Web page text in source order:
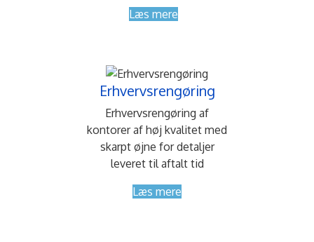
Læs mere
Erhvervsrengøring
Erhvervsrengøring af
kontorer af høj kvalitet med
skarpt øjne for detaljer
leveret til aftalt tid
Læs mere